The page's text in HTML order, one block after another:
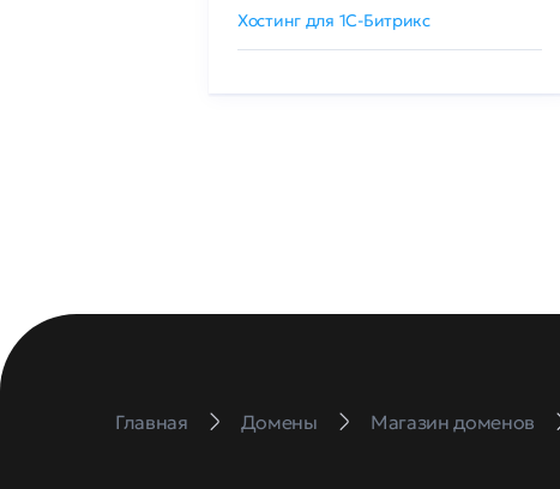
Хостинг для 1C-Битрикс
Главная Домены Магазин доменов